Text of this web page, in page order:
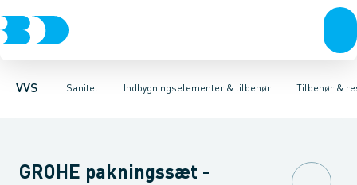
VVS Sanitet
Rør & fittingsPressfittings & rørKuglehaner & ventilerAfløb
Indbygningselementer & tilbehør
Toiletter, sæder og cisternerVaskeArmaturerBrusereTilbehør &
Høje Indbygnings elementerLave Indbygnings elementer
GROHE pakningssæt -